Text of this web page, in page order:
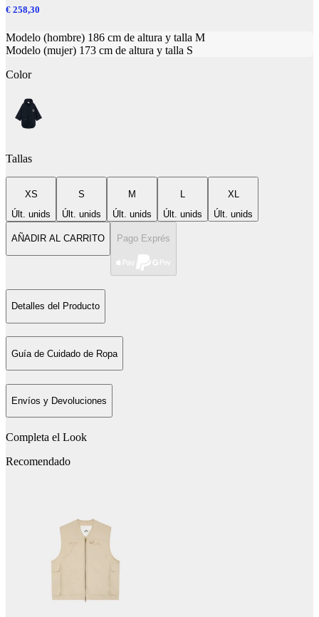
€ 258,30
Modelo (hombre) 186 cm de altura y talla M
Modelo (mujer) 173 cm de altura y talla S
Color
Tallas
XS
Últ. unids
S
Últ. unids
M
Últ. unids
L
Últ. unids
XL
Últ. unids
AÑADIR AL CARRITO Pago Exprés
Detalles del Producto
Guía de Cuidado de Ropa
Envíos y Devoluciones
Completa el Look
Recomendado